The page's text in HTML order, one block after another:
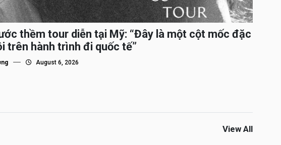
thềm tour diễn tại Mỹ: “Đây là một cột mốc đặc
trên hành trình đi quốc tế”
August 6, 2026
View All